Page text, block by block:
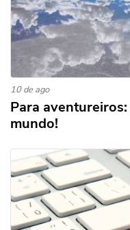
10 de ago
Para
mundo!